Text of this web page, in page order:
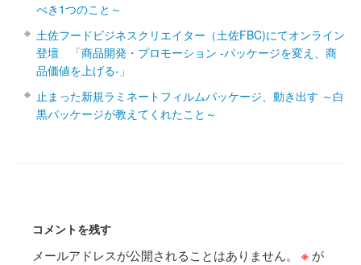
べき1つのこと～
土佐フードビジネスクリエイター（土佐FBC)にてオンライン
登壇 「商品開発・プロモーション ‐パッケージを変え、商
品価値を上げる‐」
止まった新規ラミネートフィルムパッケージ、動き出す ～白
黒パッケージが教えてくれたこと～
コメントを残す
メールアドレスが公開されることはありません。 ※ が